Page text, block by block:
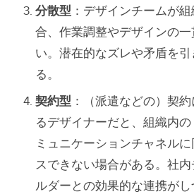
分散型 ：デザインチームが
合、作業調整やデザインの一
い。潜在的なズレや矛盾を
る。
契約型 ：（派遣などの）契
るデザイナーだと、組織内
ミュニケーションチャネル
スできない場合がある。社
ルダーとの効果的な連携がし